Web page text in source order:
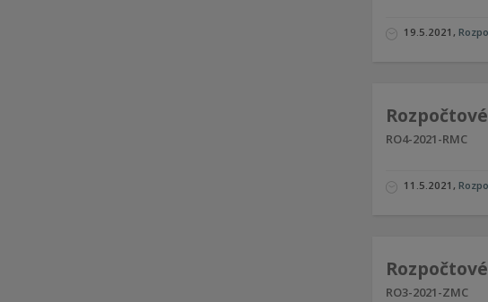
19.5.2021 ,
RO4-2021-RMC
11.5.2021 ,
RO3-2021-ZMC